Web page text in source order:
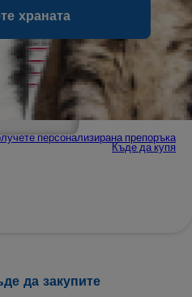
храната
персонализирана препоръка
Къде да купя
да закупите